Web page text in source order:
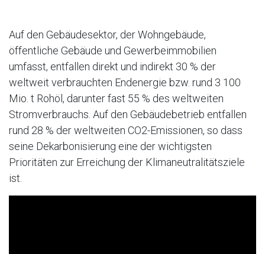
Auf den Gebäudesektor, der Wohngebäude,
öffentliche Gebäude und Gewerbeimmobilien
umfasst, entfallen direkt und indirekt 30 % der
weltweit verbrauchten Endenergie bzw. rund 3 100
Mio. t Rohöl, darunter fast 55 % des weltweiten
Stromverbrauchs. Auf den Gebäudebetrieb entfallen
rund 28 % der weltweiten CO2-Emissionen, so dass
seine Dekarbonisierung eine der wichtigsten
Prioritäten zur Erreichung der Klimaneutralitätsziele
ist.